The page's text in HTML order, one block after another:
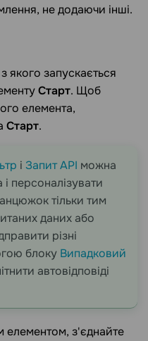
не додаючи інші.
якого запускається
Старт. Щоб
елемента,
Старт.
і Запит API можна
і персоналізувати
тільки тим
даних або
різні
блоку Випадковий
автовідповіді
елементом, з'єднайте